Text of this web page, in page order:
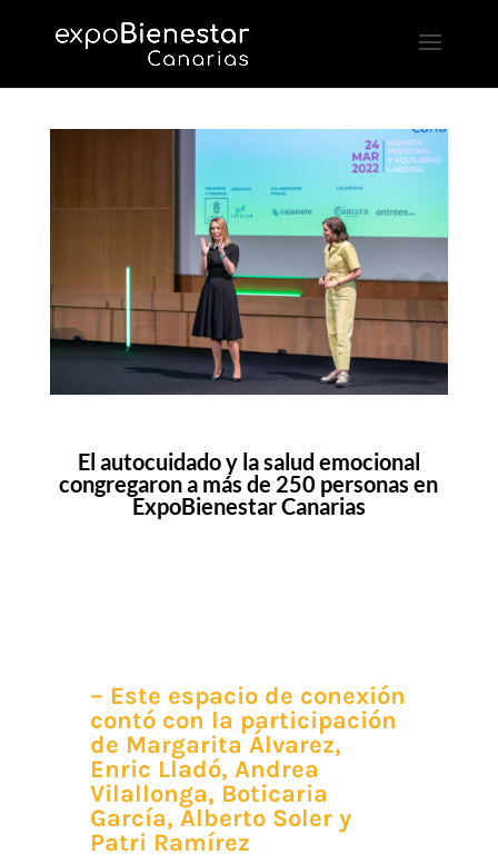
El autocuidado y la salud emocional
congregaron a más de 250 personas en
ExpoBienestar Canarias
– Este espacio de conexión
contó con la participación
de Margarita Álvarez,
Enric Lladó, Andrea
Vilallonga, Boticaria
García, Alberto Soler y
Patri Ramírez